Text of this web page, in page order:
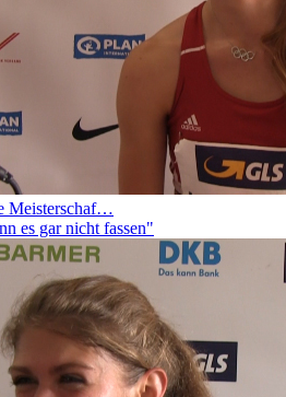
Meisterschaf…
es gar nicht fassen"